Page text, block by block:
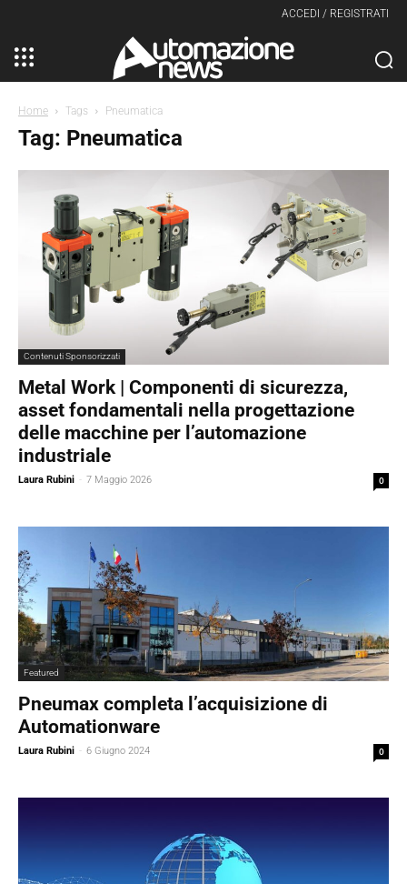
ACCEDI / REGISTRATI
Home Tags Pneumatica
Tag: Pneumatica
Contenuti Sponsorizzati
Metal Work | Componenti di sicurezza,
asset fondamentali nella progettazione
delle macchine per l’automazione
industriale
Laura Rubini - 7 Maggio 2026 0
Featured
Pneumax completa l’acquisizione di
Automationware
Laura Rubini - 6 Giugno 2024 0